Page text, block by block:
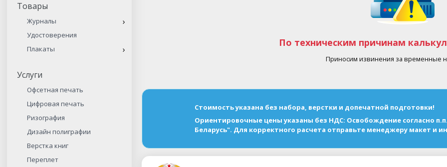
Товары
Журналы
Удостоверения
Плакаты
Услуги
Офсетная печать
Цифровая печать
Ризография
Дизайн полиграфии
Верстка книг
Переплет
По техническим причинам
Приносим извинения за временные
Стоимость указана без набора, верстки и допечатной подготовки!
Ориентировочные цены указаны без НДС: Освобождение согласно п.п.
Беларусь". Для корректного расчета отправьте менеджеру макет и